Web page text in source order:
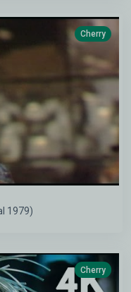
Cherry
1979)
Cherry